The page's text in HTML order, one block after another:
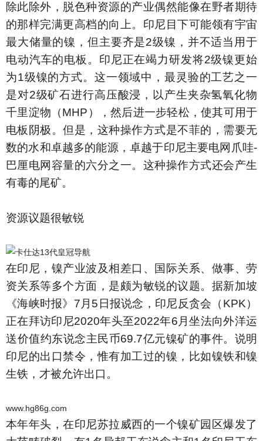
除此除外，脱色种资源的产业偶然能像在野者期待
的那样完满更高档的向上。印尼目下可能领有宇宙
最大储量的镍，但主要齐是2级镍，并不适当用于
电动汽车的电板。印尼正在竭力研发将2级镍更始
为1级镍的方式。这一领域中，最灵验的工艺之一
是对2级矿石进行高压酸浸，以产生夹杂氢氧化物
千里淀物（MHP），然后进一步轻松，使其可用于
电板阴极。但是，这种操作方式是不菲的，需要无
数的水和卓越多的能源，卓越于印尼主要电网爪哇-
巴厘电网容量的六分之一。这种操作方式还会产生
有毒的尾矿。
资源议题很敏锐
在印尼，镍产业波及相差口、国际关系、做事、劳
资关系等多个方面，是颇为敏锐的议题。据新加坡
《海峡时报》7月5日报说念，印尼反贪会（KPK）
正在拜访印尼2020年头至2022年6月坐法向外洋运
送价值约东说念主民币69.7亿元镍矿的事件。说明
印尼的出口禁令，惟有加工过的镍，比如镍铁和镍
生铁，才被允许出口。
www.hg86g.com
本年年头，在印尼苏拉威西的一个镍矿园区爆发了